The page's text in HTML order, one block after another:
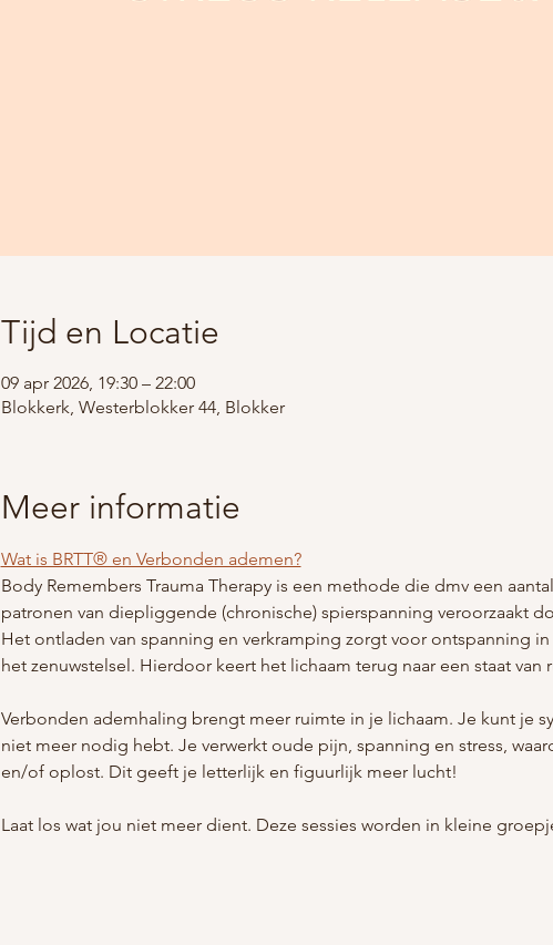
Tijd en Locatie
09 apr 2026, 19:30 – 22:00
Blokkerk, Westerblokker 44, Blokker
Meer informatie
Wat is BRTT® en Verbonden ademen?
Body Remembers Trauma Therapy is een methode die dmv een
patronen van diepliggende (chronische) spierspanning veroorzaakt
Het ontladen van spanning en verkramping zorgt voor ontspanning
het zenuwstelsel. Hierdoor keert het lichaam terug naar een staat van
Verbonden ademhaling brengt meer ruimte in je lichaam. Je kunt je
niet meer nodig hebt. Je verwerkt oude pijn, spanning en stress,
en/of oplost. Dit geeft je letterlijk en figuurlijk meer lucht!
Laat los wat jou niet meer dient. Deze sessies worden in kleine